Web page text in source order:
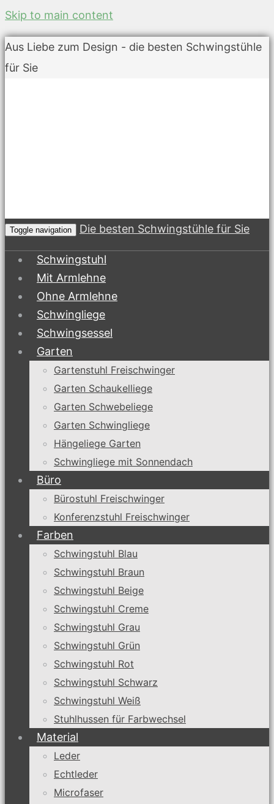
Skip to main content
Aus Liebe zum Design - die besten Schwingstühle
für Sie
Toggle navigation Die besten Schwingstühle für Sie
Schwingstuhl
Mit Armlehne
Ohne Armlehne
Schwingliege
Schwingsessel
Garten
Gartenstuhl Freischwinger
Garten Schaukelliege
Garten Schwebeliege
Garten Schwingliege
Hängeliege Garten
Schwingliege mit Sonnendach
Büro
Bürostuhl Freischwinger
Konferenzstuhl Freischwinger
Farben
Schwingstuhl Blau
Schwingstuhl Braun
Schwingstuhl Beige
Schwingstuhl Creme
Schwingstuhl Grau
Schwingstuhl Grün
Schwingstuhl Rot
Schwingstuhl Schwarz
Schwingstuhl Weiß
Stuhlhussen für Farbwechsel
Material
Leder
Echtleder
Microfaser